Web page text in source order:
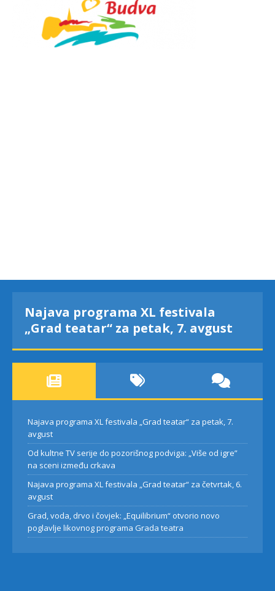
Najava programa XL festivala
„Grad teatar“ za petak, 7. avgust
Najava programa XL festivala „Grad teatar“ za petak, 7.
avgust
Od kultne TV serije do pozorišnog podviga: „Više od igre”
na sceni između crkava
Najava programa XL festivala „Grad teatar“ za četvrtak, 6.
avgust
Grad, voda, drvo i čovjek: „Equilibrium“ otvorio novo
poglavlje likovnog programa Grada teatra